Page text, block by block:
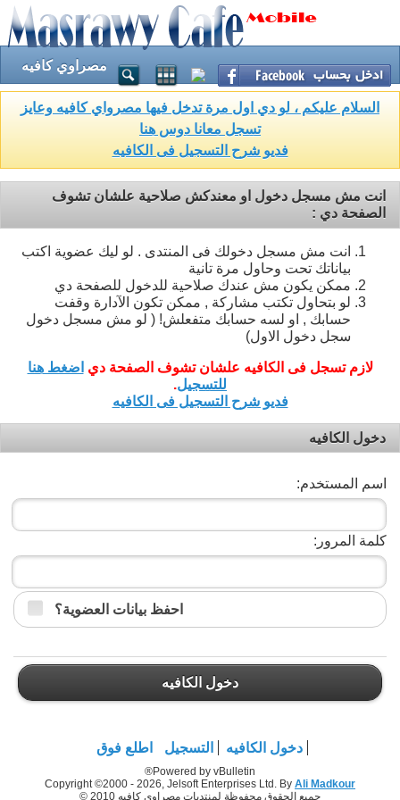
مصراوي كافيه
السلام عليكم ، لو دي اول مرة تدخل فيها مصرواي كافيه وعايز
تسجل معانا دوس هنا
فديو شرح التسجيل فى الكافيه
انت مش مسجل دخول او معندكش صلاحية علشان تشوف
الصفحة دي :
انت مش مسجل دخولك فى المنتدى . لو ليك عضوية اكتب
بياناتك تحت وحاول مرة تانية
ممكن يكون مش عندك صلاحية للدخول للصفحة دي
لو بتحاول تكتب مشاركة , ممكن تكون الآدارة وقفت
حسابك , او لسه حسابك متفعلش! ( لو مش مسجل دخول
سجل دخول الاول)
لازم تسجل فى الكافيه علشان تشوف الصفحة دي اضغط هنا
للتسجيل.
فديو شرح التسجيل فى الكافيه
دخول الكافيه
اسم المستخدم:
كلمة المرور:
احفظ بيانات العضوية؟
دخول الكافيه
دخول الكافيه التسجيل اطلع فوق
Powered by vBulletin®
Copyright ©2000 - 2026, Jelsoft Enterprises Ltd. By Ali Madkour
جميع الحقوق محفوظة لمنتديات مصراوي كافيه 2010 ©